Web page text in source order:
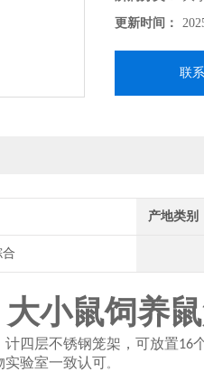
更新时间：
联
产地类别
大小鼠饲养
计四层不锈钢笼架，可放置16
实验室一致认可。